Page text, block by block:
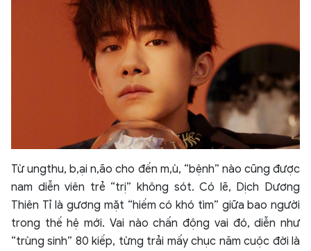
Từ ungthu, b,ại n,ão cho đến m,ù, “bệnh” nào cũng được
nam diễn viên trẻ “trị” không sót. Có lẽ, Dịch Dương
Thiên Tỉ là gương mặt “hiếm có khó tìm” giữa bao người
trong thế hệ mới. Vai nào chấn động vai đó, diễn như
“trùng sinh” 80 kiếp, từng trải mấy chục năm cuộc đời là